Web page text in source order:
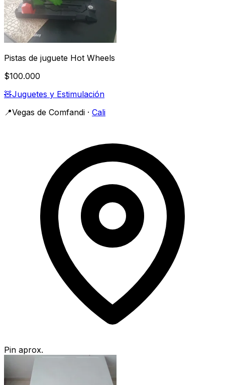
Pistas de juguete Hot Wheels
$100.000
🧸Juguetes y Estimulación
📍Vegas de Comfandi · Cali
Pin aprox.